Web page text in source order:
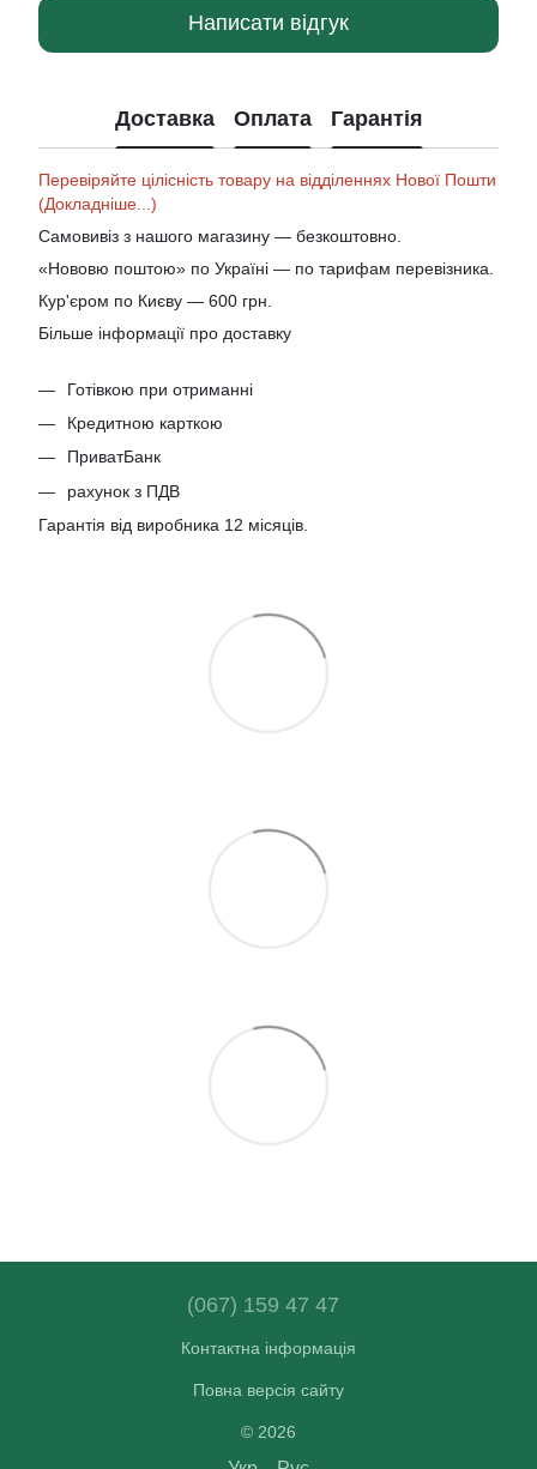
Написати відгук
Доставка Оплата Гарантія
Перевіряйте цілісність товару на відділеннях Нової Пошти
(Докладніше...)
Самовивіз з нашого магазину — безкоштовно.
«Нововю поштою» по Україні — по тарифам перевізника.
Кур'єром по Києву — 600 грн.
Більше інформації про доставку
Готівкою при отриманні
Кредитною карткою
ПриватБанк
рахунок з ПДВ
Гарантія від виробника 12 місяців.
(067) 159 47 47
Контактна інформація
Повна версія сайту
© 2026